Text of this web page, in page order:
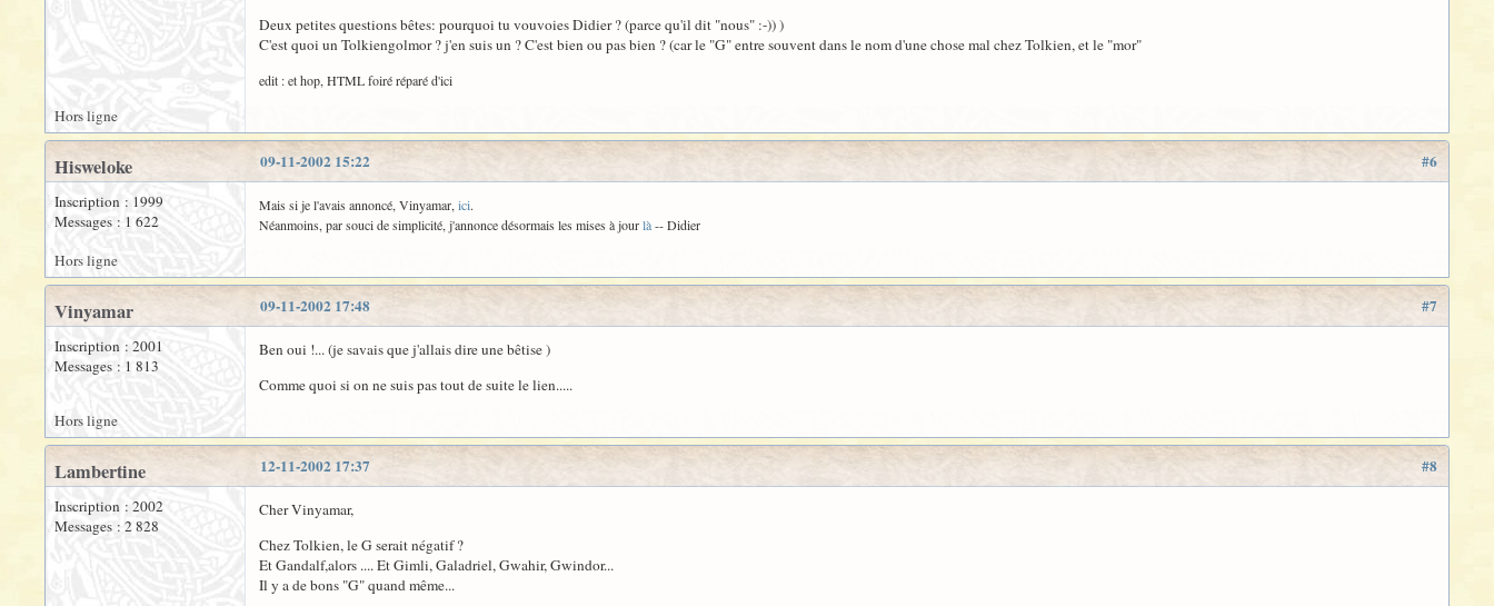
Deux petites questions bêtes: pourquoi tu vouvoies Didier ? (parce qu'il dit "nous" :-)) )
C'est quoi un Tolkiengolmor ? j'en suis un ? C'est bien ou pas bien ? (car le "G" entre souvent dans le nom d'une chose mal chez Tolkien, et le "mor"
edit : et hop, HTML foiré réparé d'ici
Hors ligne
#6
09-11-2002 15:22
Hisweloke
Inscription : 1999
Messages : 1 622
Mais si je l'avais annoncé, Vinyamar, ici.
Néanmoins, par souci de simplicité, j'annonce désormais les mises à jourlà-- Didier
Hors ligne
#7
09-11-2002 17:48
Vinyamar
Inscription : 2001
Messages : 1 813
Ben oui !... (je savais que j'allais dire une bêtise )
Comme quoi si on ne suis pas tout de suite le lien.....
Hors ligne
#8
12-11-2002 17:37
Lambertine
Inscription : 2002
Messages : 2 828
Cher Vinyamar,
Chez Tolkien, le G serait négatif ?
Et Gandalf,alors .... Et Gimli, Galadriel, Gwahir, Gwindor...
Il y a de bons "G" quand même...